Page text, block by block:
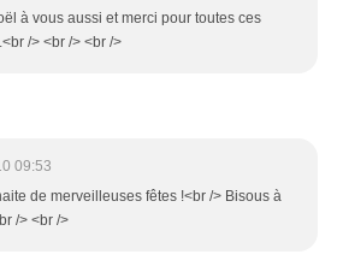
à vous aussi et merci pour toutes ces
/> <br /> <br />
09:53
de merveilleuses fêtes !<br /> Bisous à
/> <br />